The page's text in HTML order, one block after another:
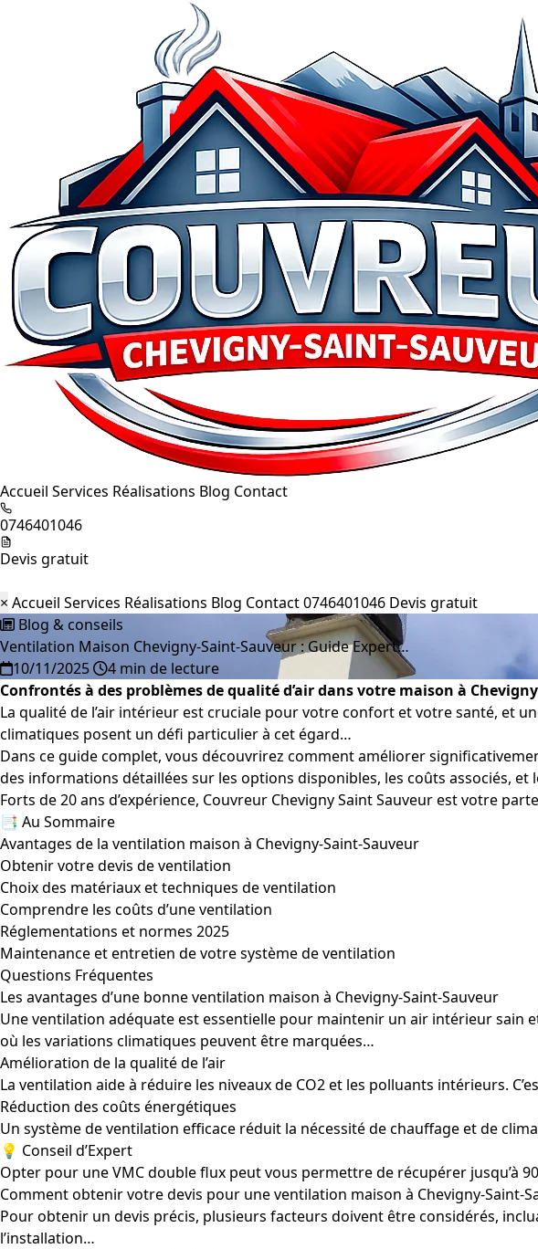
Accueil Services Réalisations Blog Contact
0746401046
Devis gratuit
× Accueil Services Réalisations Blog Contact0746401046 Devis gratuit
Blog & conseils
Ventilation Maison Chevigny-Saint-Sauveur : Guide Expert…
10/11/2025
4 min de lecture
Confrontés à des problèmes de qualité d’air dans votre maison à
La qualité de l’air intérieur est cruciale pour votre confort et votre santé, et
climatiques posent un défi particulier à cet égard…
Dans ce guide complet, vous découvrirez comment améliorer
des informations détaillées sur les options disponibles, les coûts associés, et
Forts de 20 ans d’expérience, Couvreur Chevigny Saint Sauveur est votre
📑 Au Sommaire
Avantages de la ventilation maison à Chevigny-Saint-Sauveur
Obtenir votre devis de ventilation
Choix des matériaux et techniques de ventilation
Comprendre les coûts d’une ventilation
Réglementations et normes 2025
Maintenance et entretien de votre système de ventilation
Questions Fréquentes
Les avantages d’une bonne ventilation maison à Chevigny-Saint-Sauveur
Une ventilation adéquate est essentielle pour maintenir un air intérieur sain
où les variations climatiques peuvent être marquées…
Amélioration de la qualité de l’air
La ventilation aide à réduire les niveaux de CO2 et les polluants intérieurs.
Réduction des coûts énergétiques
Un système de ventilation efficace réduit la nécessité de chauffage et de
💡 Conseil d’Expert
Opter pour une VMC double flux peut vous permettre de récupérer jusqu’à
Comment obtenir votre devis pour une ventilation maison à Chevigny-Saint-
Pour obtenir un devis précis, plusieurs facteurs doivent être considérés,
l’installation…